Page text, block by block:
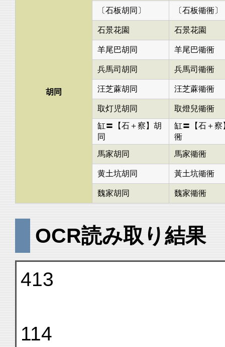
胡同
〔石板胡同〕 〔石板衚衕〕
石景花園 石景花園
羊尾巴胡同 羊尾巴衚衕
兵馬司胡同 兵馬司衚衕
汪芝蔴胡同 汪芝蔴衚衕
取灯児胡同
取燈兒衚衕
缸〓【石＋察】胡
同
缸〓【石＋察
衕
馬家胡同
馬家衚衕
黄土坑胡同 黃土坑衚衕
魏家胡同 魏家衚衕
OCR読み取り結果
413
114